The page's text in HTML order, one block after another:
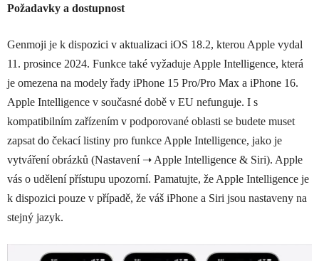
Požadavky a dostupnost
Genmoji je k dispozici v aktualizaci iOS 18.2, kterou Apple vydal
11. prosince 2024. Funkce také vyžaduje Apple Intelligence, která
je omezena na modely řady iPhone 15 Pro/Pro Max a iPhone 16.
Apple Intelligence v současné době v EU nefunguje. I s
kompatibilním zařízením v podporované oblasti se budete muset
zapsat do čekací listiny pro funkce Apple Intelligence, jako je
vytváření obrázků (Nastavení ➝ Apple Intelligence & Siri). Apple
vás o udělení přístupu upozorní. Pamatujte, že Apple Intelligence je
k dispozici pouze v případě, že váš iPhone a Siri jsou nastaveny na
stejný jazyk.